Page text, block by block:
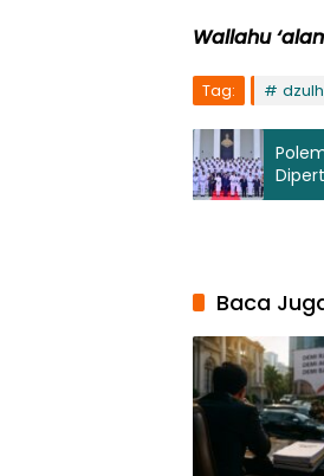
Wallahu
Tag:
Baca